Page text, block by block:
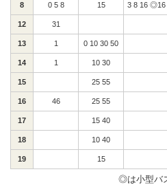
8 0 5 8 15 3 8 16 ◎16
12 31
13 1 0 10 30 50
14 1 10 30
15 25 55
16 46 25 55
17 15 40
18 10 40
19 15
◎は小型バ